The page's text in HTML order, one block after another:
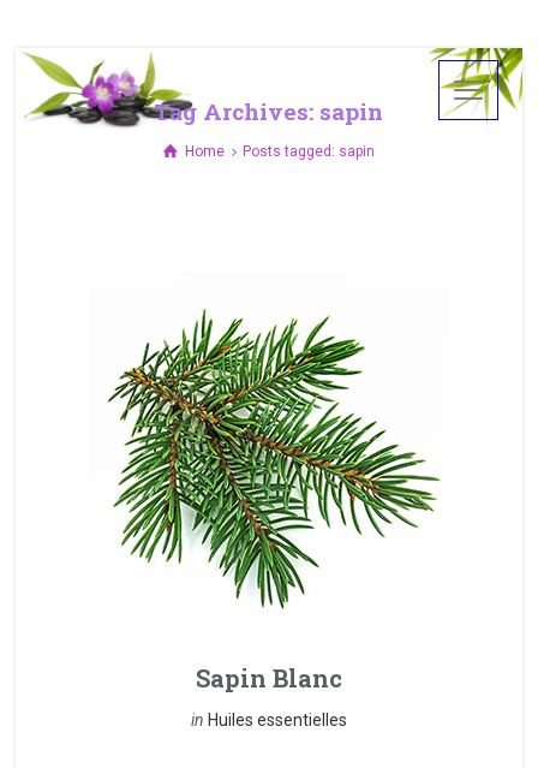
Tag Archives: sapin
Home Posts tagged: sapin
Sapin Blanc
in Huiles essentielles